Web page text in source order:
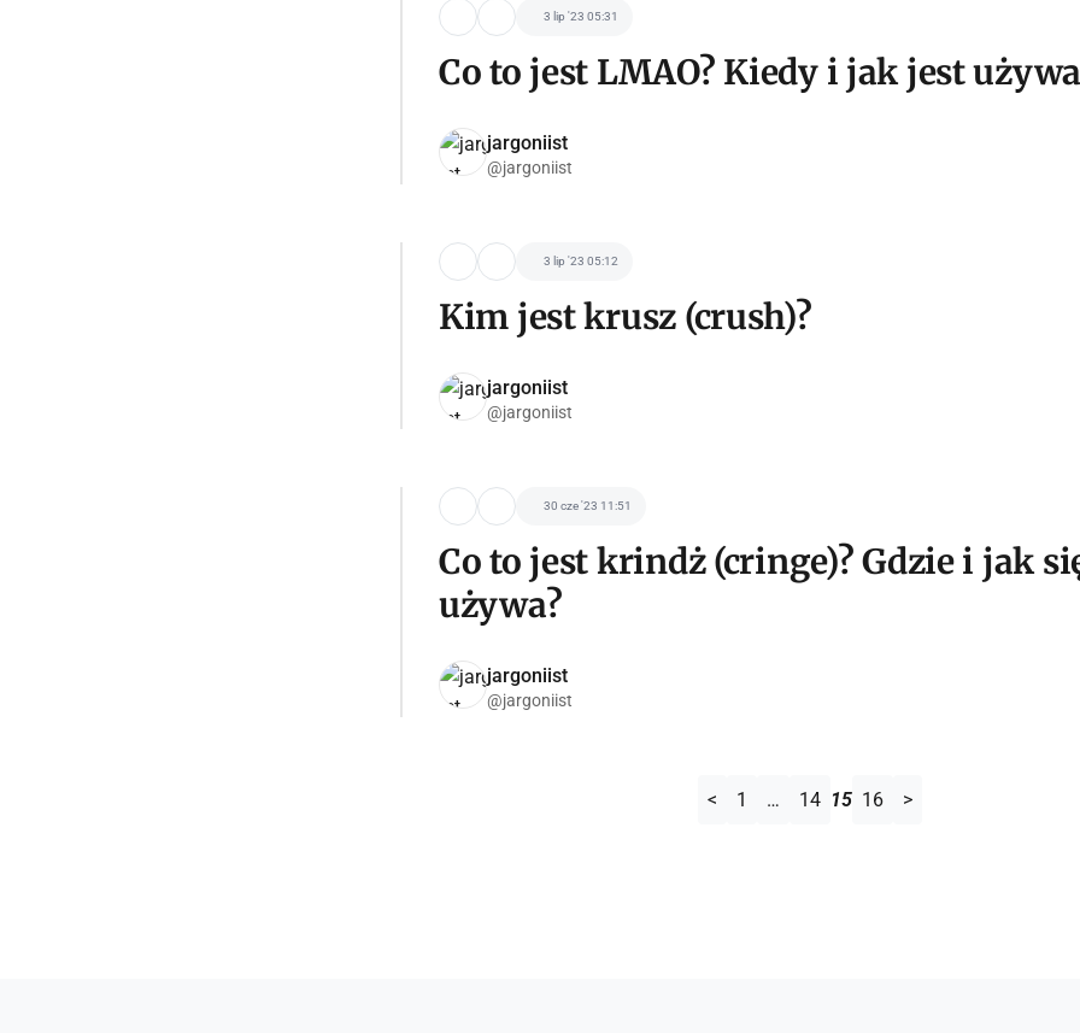
3 lip '23 05:31
Co to jest LMAO? Kiedy i jak jest
jargoniist
@jargoniist
3 lip '23 05:12
Kim jest krusz (crush)?
jargoniist
@jargoniist
30 cze '23 11:51
Co to jest krindż (cringe)? Gdzie i jak
używa?
jargoniist
@jargoniist
< 1 … 14 15 16 >